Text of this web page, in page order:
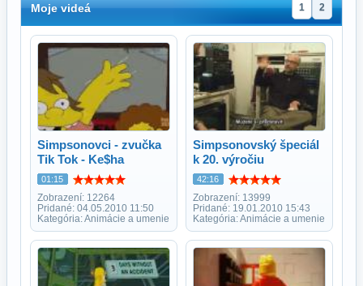
Moje videá 1 2
Simpsonovci - zvučka
Tik Tok - Ke$ha
01:15
Zobrazení: 12264
Pridané: 04.05.2010 11:50
Kategória: Animácie a umenie
Simpsonovský špeciál
k 20. výročiu
42:16
Zobrazení: 13999
Pridané: 19.01.2010 15:43
Kategória: Animácie a umenie